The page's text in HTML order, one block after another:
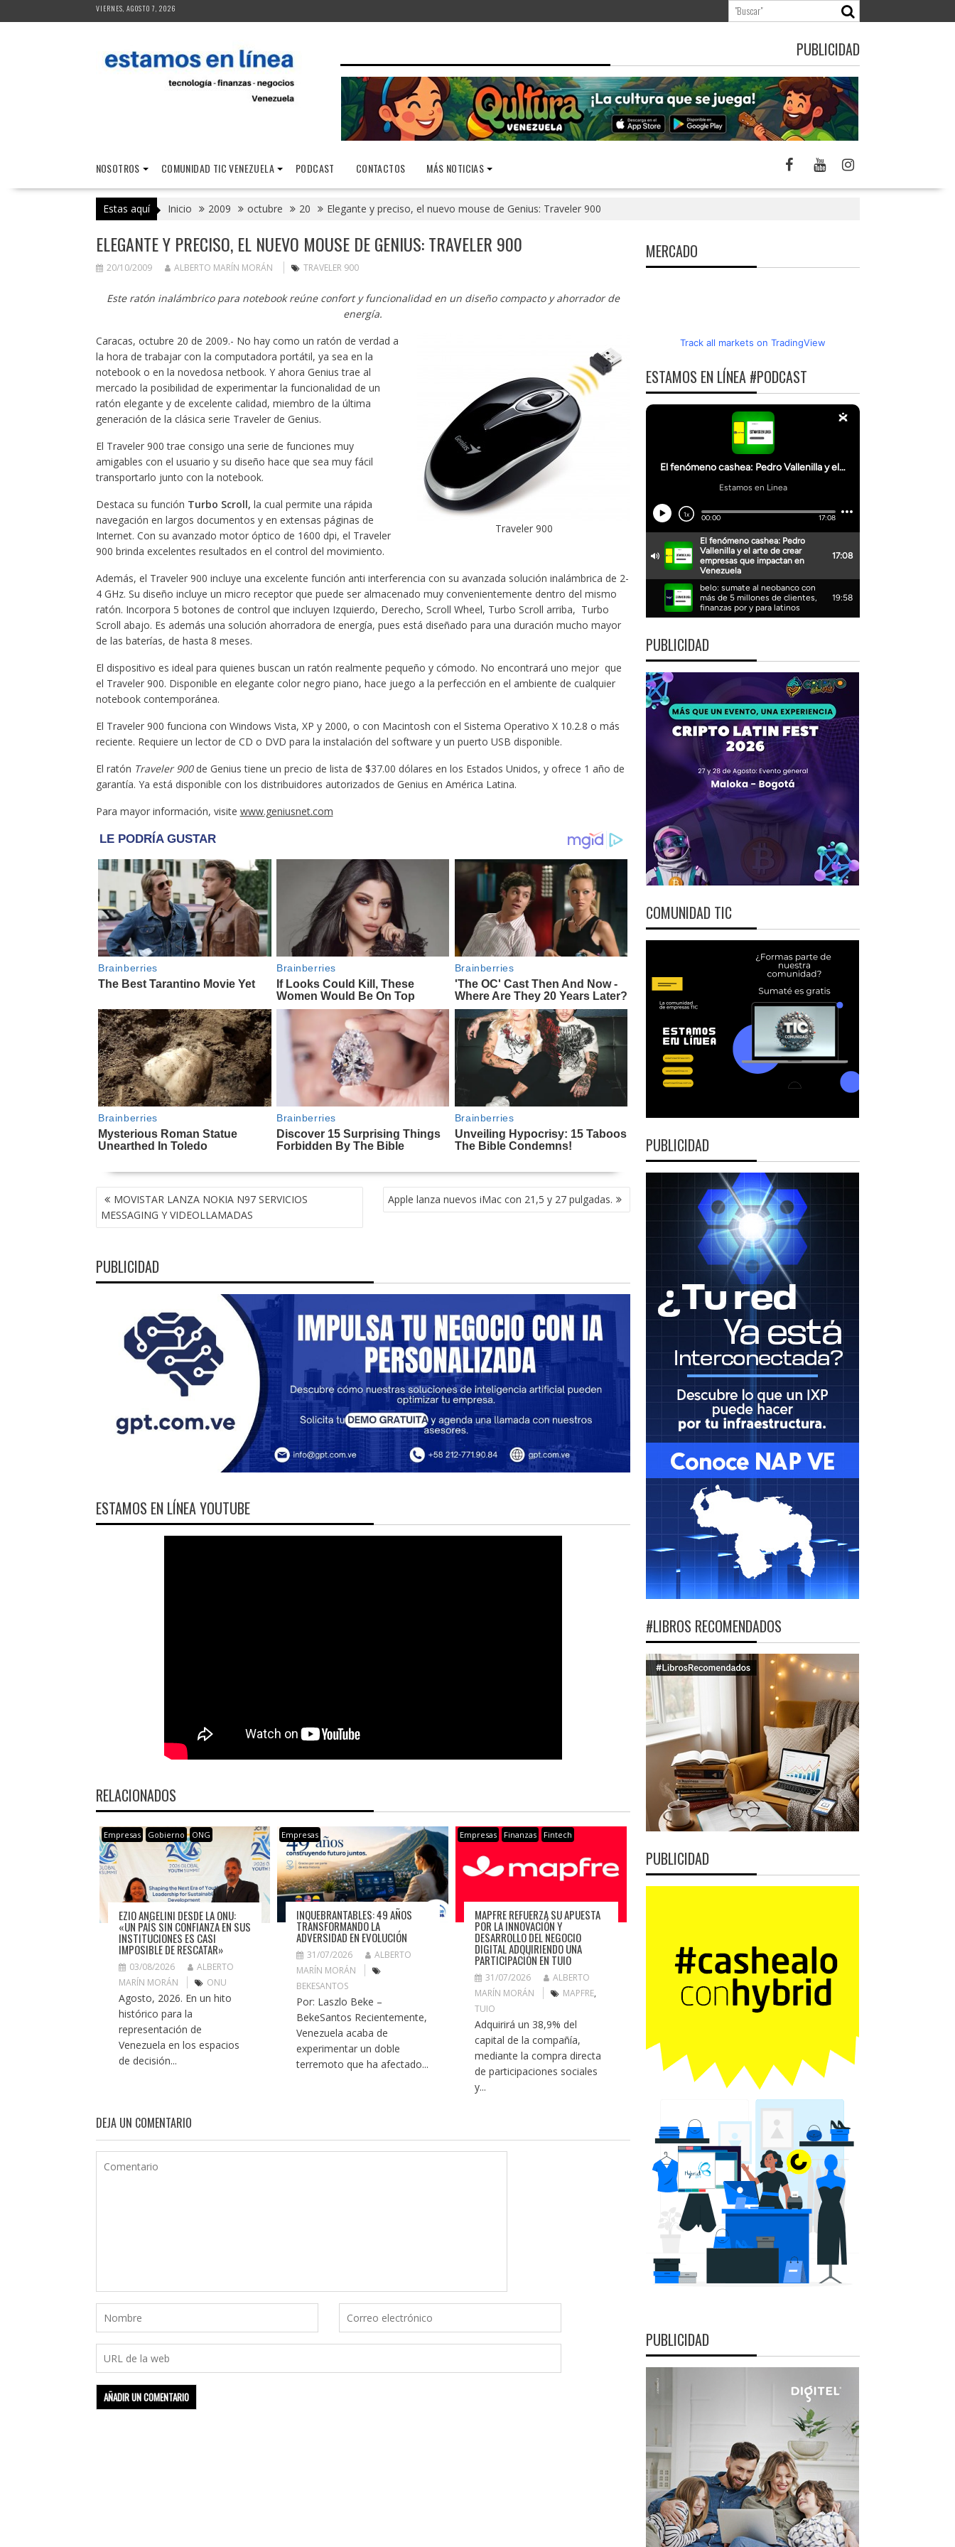
al
VIERNES, AGOSTO 7, 2026
PUBLICIDAD
NOSOTROS COMUNIDAD TIC VENEZUELA PODCAST CONTACTOS MÁS NOTICIAS
Estas aquí Inicio 2009 octubre 20 Elegante y preciso, el nuevo mouse de Genius: Traveler 900
ELEGANTE Y PRECISO, EL NUEVO MOUSE DE GENIUS: TRAVELER 900
20/10/2009 ALBERTO MARÍN MORÁN TRAVELER 900
Este ratón inalámbrico para notebook reúne confort y funcionalidad en un diseño compacto y ahorrador de
energía.
Traveler 900
Caracas, octubre 20 de 2009.- No hay como un ratón de verdad a
la hora de trabajar con la computadora portátil, ya sea en la
notebook o en la novedosa netbook. Y ahora Genius trae al
mercado la posibilidad de experimentar la funcionalidad de un
ratón elegante y de excelente calidad, miembro de la última
generación de la clásica serie Traveler de Genius.
El Traveler 900 trae consigo una serie de funciones muy
amigables con el usuario y su diseño hace que sea muy fácil
transportarlo junto con la notebook.
Destaca su función Turbo Scroll, la cual permite una rápida
navegación en largos documentos y en extensas páginas de
Internet. Con su avanzado motor óptico de 1600 dpi, el Traveler
900 brinda excelentes resultados en el control del movimiento.
Además, el Traveler 900 incluye una excelente función anti interferencia con su avanzada solución inalámbrica de 2-
4 GHz. Su diseño incluye un micro receptor que puede ser almacenado muy convenientemente dentro del mismo
ratón. Incorpora 5 botones de control que incluyen Izquierdo, Derecho, Scroll Wheel, Turbo Scroll arriba, Turbo
Scroll abajo. Es además una solución ahorradora de energía, pues está diseñado para una duración mucho mayor
de las baterías, de hasta 8 meses.
El dispositivo es ideal para quienes buscan un ratón realmente pequeño y cómodo. No encontrará uno mejor que
el Traveler 900. Disponible en elegante color negro piano, hace juego a la perfección en el ambiente de cualquier
notebook contemporánea.
El Traveler 900 funciona con Windows Vista, XP y 2000, o con Macintosh con el Sistema Operativo X 10.2.8 o más
reciente. Requiere un lector de CD o DVD para la instalación del software y un puerto USB disponible.
El ratón Traveler 900de Genius tiene un precio de lista de $37.00 dólares en los Estados Unidos, y ofrece 1 año de
garantía. Ya está disponible con los distribuidores autorizados de Genius en América Latina.
Para mayor información, visite www.geniusnet.com
NAVEGACIÓN
DE
ENTRADAS
MOVISTAR LANZA NOKIA N97 SERVICIOS
MESSAGING Y VIDEOLLAMADAS
Apple lanza nuevos iMac con 21,5 y 27 pulgadas.
PUBLICIDAD
ESTAMOS EN LÍNEA YOUTUBE
RELACIONADOS
Empresas Gobierno ONG
EZIO ANGELINI DESDE LA ONU:
«UN PAÍS SIN CONFIANZA EN SUS
INSTITUCIONES ES CASI
IMPOSIBLE DE RESCATAR»
03/08/2026
ALBERTO
MARÍN MORÁN
ONU
Agosto, 2026. En un hito
histórico para la
representación de
Venezuela en los espacios
de decisión...
Empresas
INQUEBRANTABLES: 49 AÑOS
TRANSFORMANDO LA
ADVERSIDAD EN EVOLUCIÓN
31/07/2026
ALBERTO
MARÍN MORÁN
BEKESANTOS
Por: Laszlo Beke –
BekeSantos Recientemente,
Venezuela acaba de
experimentar un doble
terremoto que ha afectado...
Empresas Finanzas Fintech
MAPFRE REFUERZA SU APUESTA
POR LA INNOVACIÓN Y
DESARROLLO DEL NEGOCIO
DIGITAL ADQUIRIENDO UNA
PARTICIPACIÓN EN TUIO
31/07/2026
ALBERTO
MARÍN MORÁN
MAPFRE,
TUIO
Adquirirá un 38,9% del
capital de la compañía,
mediante la compra directa
de participaciones sociales
y...
DEJA UN COMENTARIO
MERCADO
Track all markets on TradingView
ESTAMOS EN LÍNEA #PODCAST
PUBLICIDAD
COMUNIDAD TIC
PUBLICIDAD
#LIBROS RECOMENDADOS
PUBLICIDAD
PUBLICIDAD